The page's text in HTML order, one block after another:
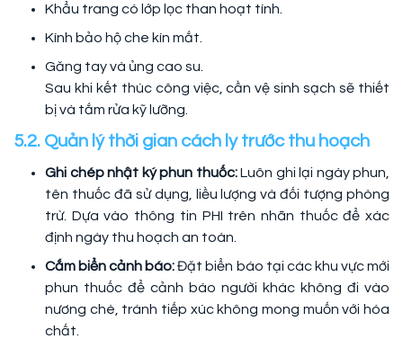
Khẩu trang có lớp lọc than hoạt tính.
Kính bảo hộ che kín mắt.
Găng tay và ủng cao su.
Sau khi kết thúc công việc, cần vệ sinh sạch sẽ thiết
bị và tắm rửa kỹ lưỡng.
5.2. Quản lý thời gian cách ly trước thu hoạch
Ghi chép nhật ký phun thuốc:Luôn ghi lại ngày phun,
tên thuốc đã sử dụng, liều lượng và đối tượng phòng
trừ. Dựa vào thông tin PHI trên nhãn thuốc để xác
định ngày thu hoạch an toàn.
Cắm biển cảnh báo:Đặt biển báo tại các khu vực mới
phun thuốc để cảnh báo người khác không đi vào
nương chè, tránh tiếp xúc không mong muốn với hóa
chất.